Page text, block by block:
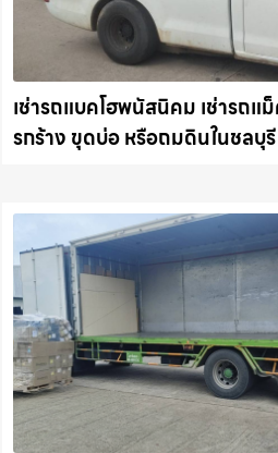
เช่ารถแบคโฮพนัสนิคม เช่ารถแ
รกร้าง ขุดบ่อ หรือถมดินในชลบุรี